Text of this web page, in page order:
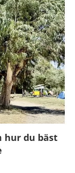
hur du bäst